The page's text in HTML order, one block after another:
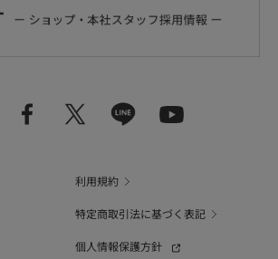
利用規約
特定商取引法に基づく表記
個人情報保護方針